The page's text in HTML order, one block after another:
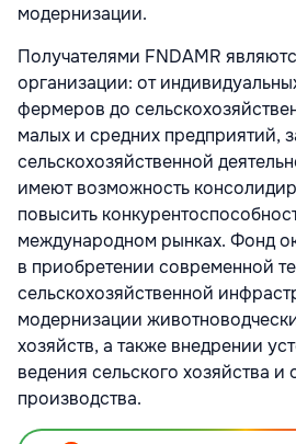
модернизации.
Получателями FNDAMR
организации: от
фермеров до
малых и средних предприятий,
сельскохозяйственной
имеют возможность
повысить
международном рынках. Фонд
в приобретении современной
сельскохозяйственной
модернизации
хозяйств, а также внедрении
ведения сельского хозяйства и
производства.